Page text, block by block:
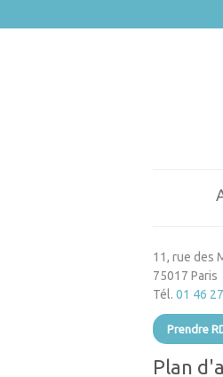
11, rue des
75017 Paris
Tél. 01 46
Prendre
Plan